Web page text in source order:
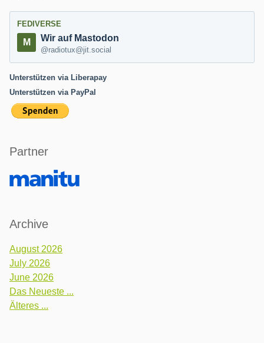
FEDIVERSE
Wir auf Mastodon
@radiotux@jit.social
Unterstützen via Liberapay
Unterstützen via PayPal
Partner
Archive
August 2026
July 2026
June 2026
Das Neueste ...
Älteres ...